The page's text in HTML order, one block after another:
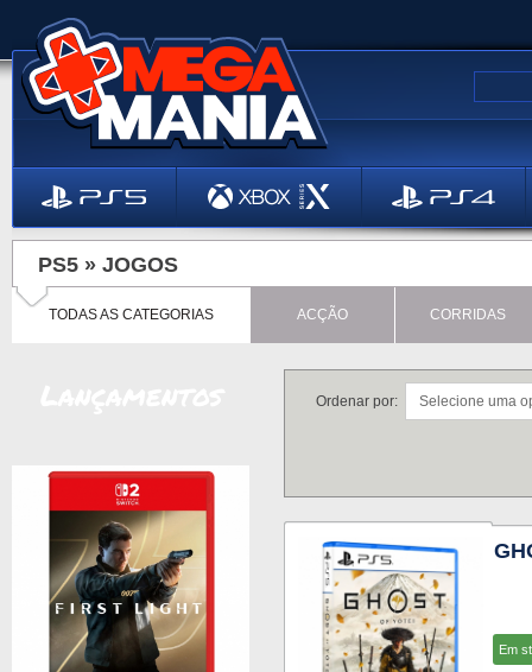
PS5 » JOGOS
TODAS AS CATEGORIAS ACÇÃO CORRIDAS
Ordenar por:
Em